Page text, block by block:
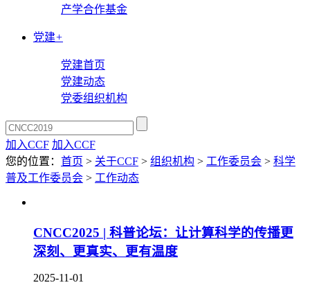
产学合作基金
党建+
党建首页
党建动态
党委组织机构
加入CCF 加入CCF
您的位置： 首页 > 关于CCF > 组织机构 > 工作委员会 > 科学
普及工作委员会 > 工作动态
CNCC2025 | 科普论坛：让计算科学的传播更
深刻、更真实、更有温度
2025-11-01